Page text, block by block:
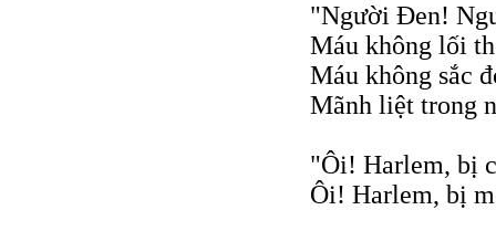
"Người Đen!
Máu không lối
Máu không sắc
Mãnh liệt trong
"Ôi! Harlem, bị
Ôi! Harlem, bị